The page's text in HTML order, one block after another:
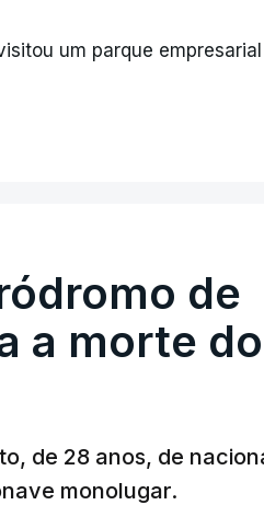
um parque
de
a morte do
de 28 anos, de
monolugar.